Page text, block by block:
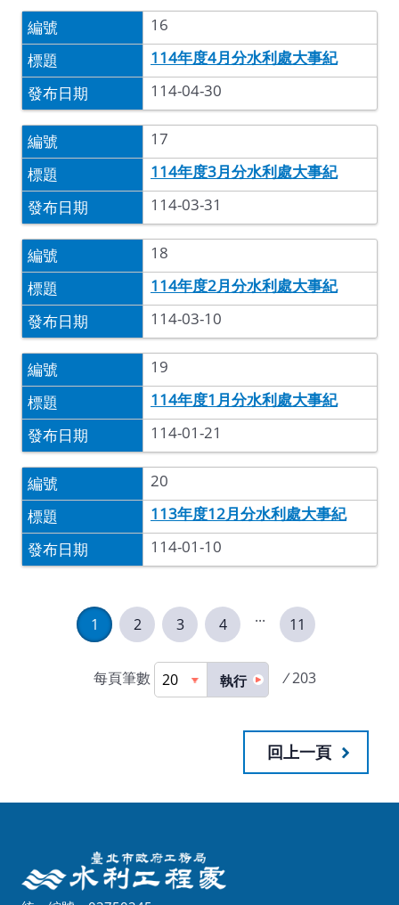
16
114年度4月分水利處大事紀
114-04-30
17
114年度3月分水利處大事紀
114-03-31
18
114年度2月分水利處大事紀
114-03-10
19
114年度1月分水利處大事紀
114-01-21
20
113年度12月分水利處大事紀
114-01-10
1 2 3 4 ... 11
每頁筆數 執行 / 203
回上一頁